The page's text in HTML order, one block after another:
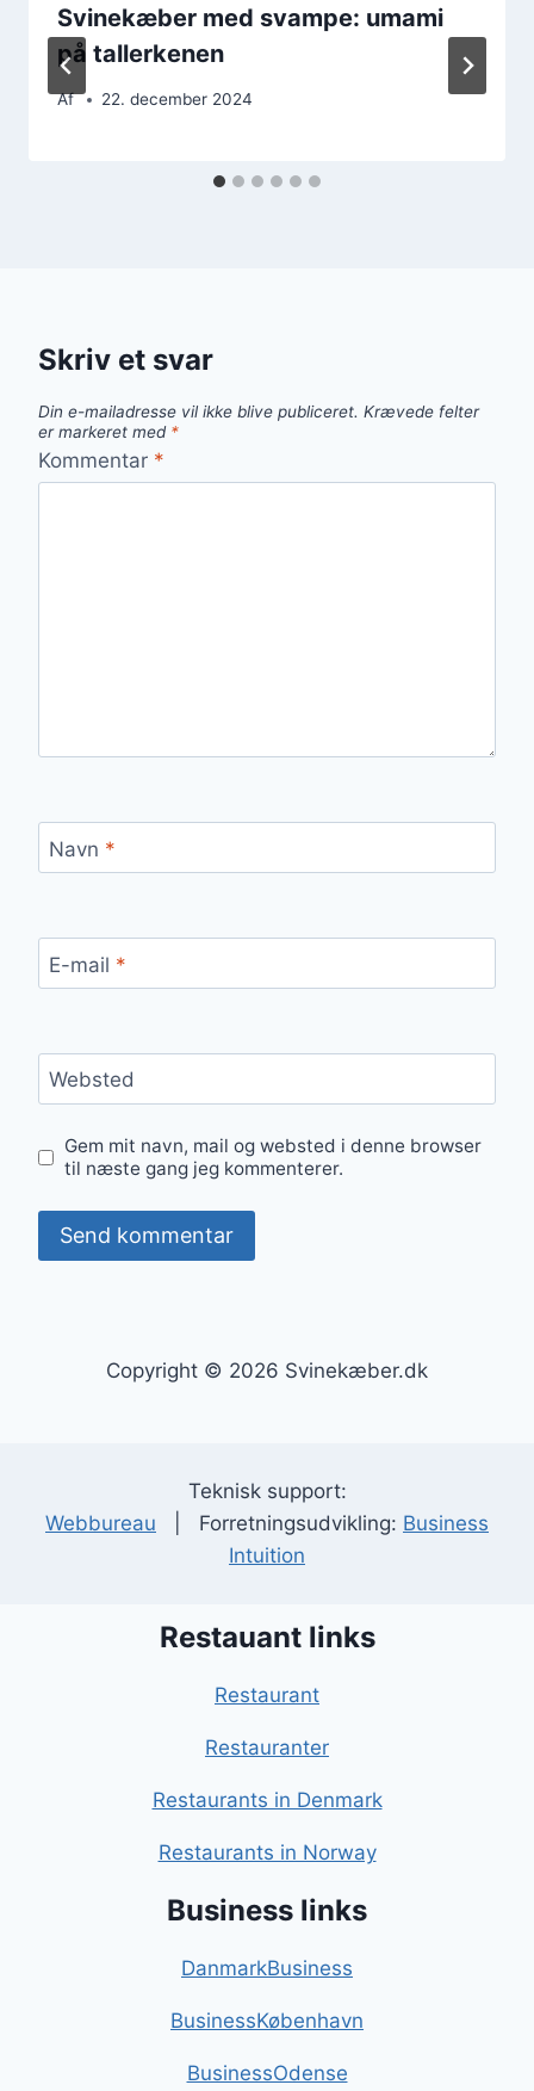
Svinekæber med svampe: umami
på tallerkenen
Af 22. december 2024
Skriv et svar
Din e-mailadresse vil ikke blive publiceret. Krævede felter
er markeret med *
Kommentar *
Navn *
E-mail *
Websted
Gem mit navn, mail og websted i denne browser
til næste gang jeg kommenterer.
Copyright © 2026 Svinekæber.dk
Teknisk support:
Webbureau | Forretningsudvikling: Business
Intuition
Restauant links
Restaurant
Restauranter
Restaurants in Denmark
Restaurants in Norway
Business links
DanmarkBusiness
BusinessKøbenhavn
BusinessOdense